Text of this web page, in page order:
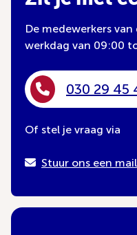
De medewerkers
werkdag van 09:00
030 29 45
Of stel je vraag via
Stuur ons een mail